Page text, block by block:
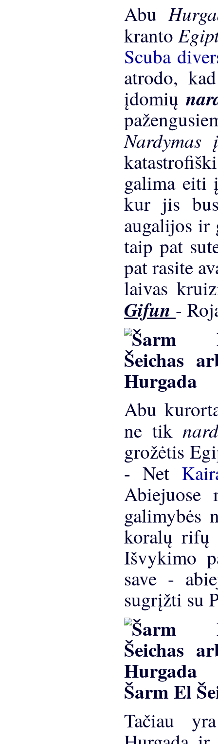
Abu
kranto
Scuba
atrodo,
įdomių
galima eiti
kur jis
augalijos
taip pat
pat rasite
laivas
Gifun -
Abu
ne tik
grožėtis
- Net
Abiejuose
galimybės
koralų rifų
Išvykimo
save -
sugrįžti su
Šarm El
Tačiau